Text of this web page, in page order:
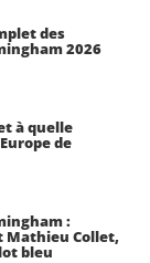
des
2026
à quelle
de
:
Mathieu Collet,
bleu